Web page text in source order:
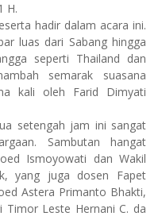
H.
hadir dalam acara ini.
luas dari Sabang hingga
seperti Thailand dan
semarak suasana
kali oleh Farid Dimyati
setengah jam ini sangat
Sambutan hangat
Ismoyowati dan Wakil
yang juga dosen Fapet
Astera Primanto Bhakti,
Leste Hernani C. da